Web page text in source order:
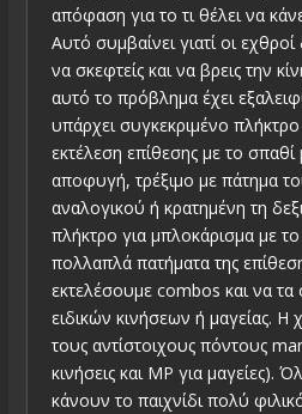
απόφαση για το τι θέλει να
Αυτό συμβαίνει γιατί οι
να σκεφτείς και να βρεις την
αυτό το πρόβλημα έχει
υπάρχει συγκεκριμένο
εκτέλεση επίθεσης με το
αποφυγή, τρέξιμο με πάτημα
αναλογικού ή κρατημένη τη
πλήκτρο για μπλοκάρισμα με
πολλαπλά πατήματα της
εκτελέσουμε combos και να
ειδικών κινήσεων ή μαγείας.
τους αντίστοιχους πόντους
κινήσεις και MP για μαγείες).
κάνουν το παιχνίδι πολύ